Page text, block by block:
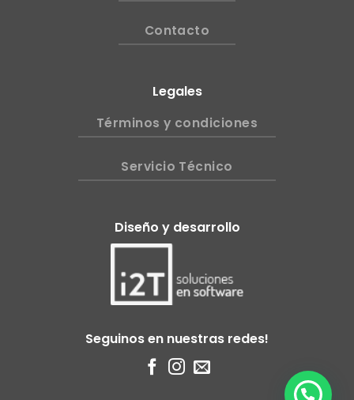
Contacto
Legales
Términos y condiciones
Servicio Técnico
Diseño y desarrollo
Seguinos en nuestras redes!